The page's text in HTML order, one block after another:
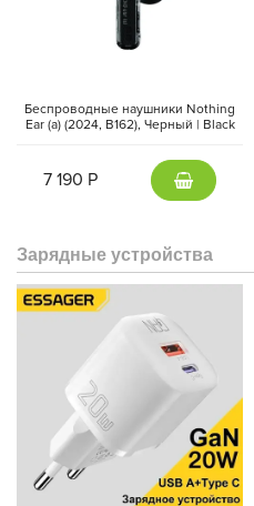
которые
трёхколоночный дизайн
среде с утонченностью,
Смартфон создан для
четырьмя сенсорами на 50
Engine 4, что позволяет
естественными
универсальностью.
захватывать 13 RAW-
Беспроводные наушники Nothing
Ear (a) (2024, B162), Черный | Black
7 190 Р
Зарядные устройства